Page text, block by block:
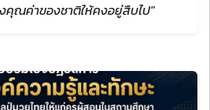
ณค่าของชาติให้คงอยู่สืบไป"